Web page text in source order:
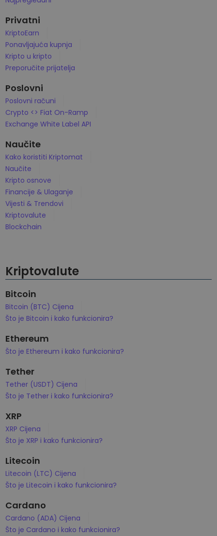
...danas biste imali
Inteligentni portfelji
Pametno ulaganje u kripto
Kriptomat novčanik
Siguran i jednostavan kripto novčanik
Istraživač ulaganja
Pronađi svoju kripto strategiju
Zaradite kripto nagrade
Trezor
Ponavljajuća kupnja
Redovita planirana ulaganja (DCA)
Upozorenja o cijenama
Stalna ažuriranja cijena vaših omiljenih tokena
Istražite sredstva
Otkrijte prilike za ulaganje
Privatni
KriptoEarn
Ponavljajuća kupnja
Kripto u kripto
Preporučite prijatelja
Poslovni
Poslovni računi
Crypto <> Fiat On-Ramp
Exchange White Label API
Naučite
Kako koristiti Kriptomat
Naučite
Kripto osnove
Financije & Ulaganje
Vijesti & Trendovi
Kriptovalute
Blockchain
Kriptovalute
Bitcoin
Bitcoin (BTC) Cijena
Što je Bitcoin i kako funkcionira?
Ethereum
Što je Ethereum i kako funkcionira?
Tether
Tether (USDT) Cijena
Što je Tether i kako funkcionira?
XRP
XRP Cijena
Što je XRP i kako funkcionira?
Litecoin
Litecoin (LTC) Cijena
Što je Litecoin i kako funkcionira?
Cardano
Cardano (ADA) Cijena
Što je Cardano i kako funkcionira?